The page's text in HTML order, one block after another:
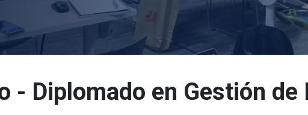
- Diplomado en Gestión de